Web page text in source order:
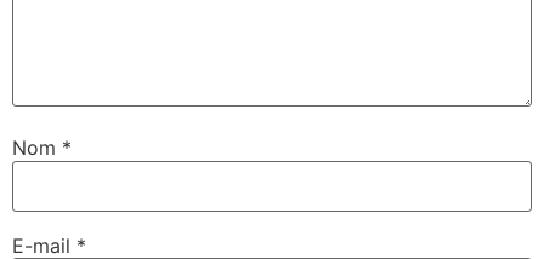
Nom *
E-mail *